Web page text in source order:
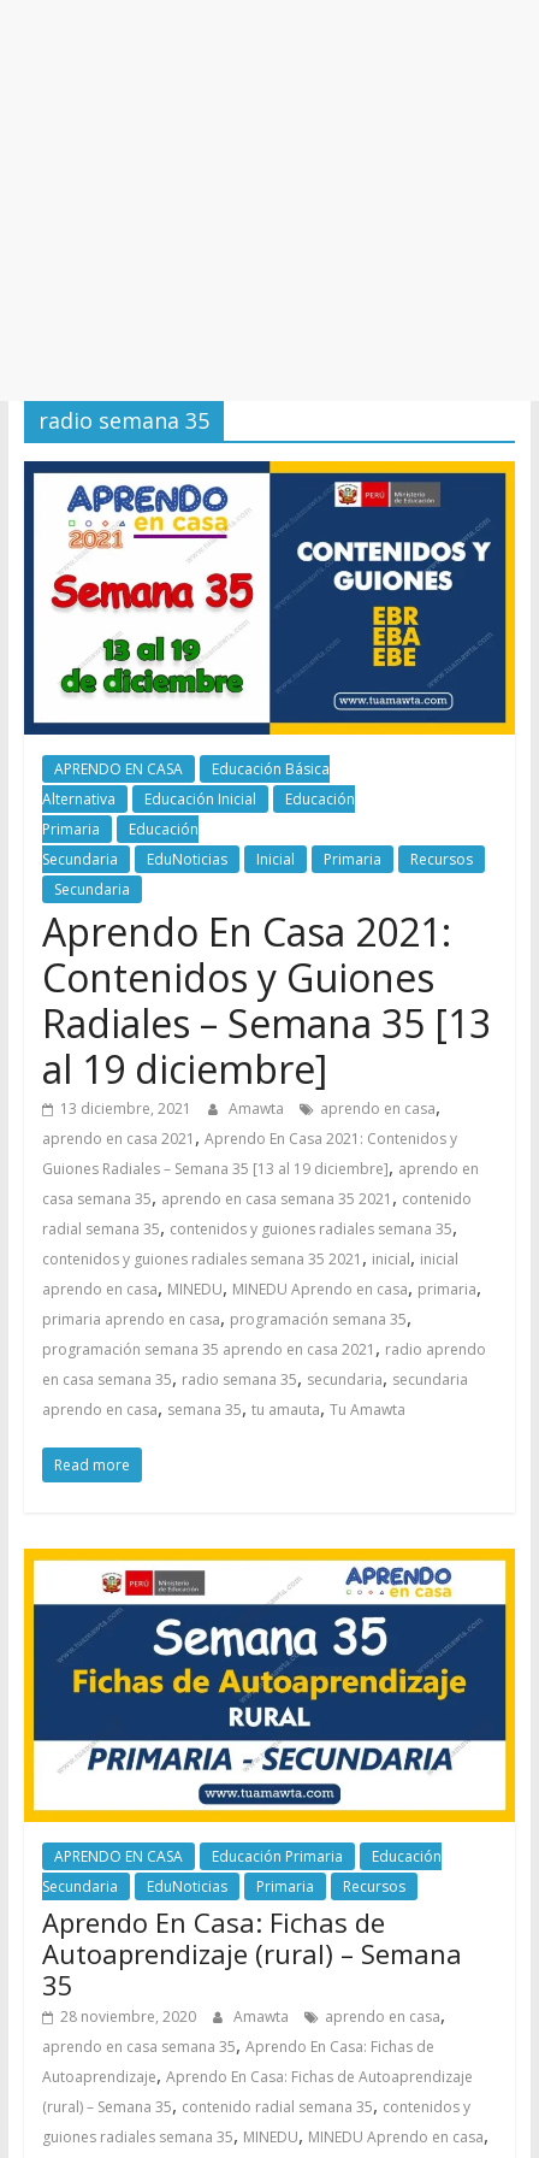
radio semana 35
APRENDO EN CASA
Educación Básica
Alternativa
Educación Inicial
Educación
Primaria
Educación
Secundaria
EduNoticias Inicial Primaria
Recursos
Secundaria
Aprendo En Casa 2021:
Contenidos y Guiones
Radiales – Semana 35 [13
al 19 diciembre]
13 diciembre, 2021 Amawta aprendo en casa,
aprendo en casa 2021 , Aprendo En Casa 2021: Contenidos y
Guiones Radiales – Semana 35 [13 al 19 diciembre], aprendo en
casa semana 35, aprendo en casa semana 35 2021 , contenido
radial semana 35, contenidos y guiones radiales semana 35,
contenidos y guiones radiales semana 35 2021 , inicial, inicial
aprendo en casa, MINEDU, MINEDU Aprendo en casa, primaria,
primaria aprendo en casa, programación semana 35,
programación semana 35 aprendo en casa 2021 , radio aprendo
en casa semana 35, radio semana 35, secundaria, secundaria
aprendo en casa, semana 35, tu amauta, Tu Amawta
Read more
APRENDO EN CASA Educación Primaria
Educación
Secundaria
EduNoticias Primaria Recursos
Aprendo En Casa: Fichas de
Autoaprendizaje (rural) – Semana
35
28 noviembre, 2020 Amawta aprendo en casa,
aprendo en casa semana 35, Aprendo En Casa: Fichas de
Autoaprendizaje, Aprendo En Casa: Fichas de Autoaprendizaje
(rural) – Semana 35, contenido radial semana 35, contenidos y
guiones radiales semana 35, MINEDU, MINEDU Aprendo en casa,